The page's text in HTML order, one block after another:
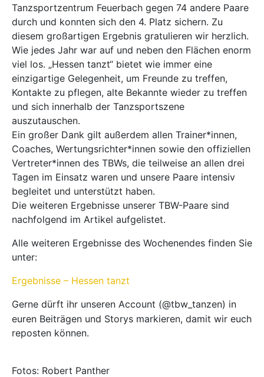
Tanzsportzentrum Feuerbach gegen 74 andere Paare
durch und konnten sich den 4. Platz sichern. Zu
diesem großartigen Ergebnis gratulieren wir herzlich.
Wie jedes Jahr war auf und neben den Flächen enorm
viel los. „Hessen tanzt“ bietet wie immer eine
einzigartige Gelegenheit, um Freunde zu treffen,
Kontakte zu pflegen, alte Bekannte wieder zu treffen
und sich innerhalb der Tanzsportszene
auszutauschen.
Ein großer Dank gilt außerdem allen Trainer*innen,
Coaches, Wertungsrichter*innen sowie den offiziellen
Vertreter*innen des TBWs, die teilweise an allen drei
Tagen im Einsatz waren und unsere Paare intensiv
begleitet und unterstützt haben.
Die weiteren Ergebnisse unserer TBW-Paare sind
nachfolgend im Artikel aufgelistet.
Alle weiteren Ergebnisse des Wochenendes finden Sie
unter:
Ergebnisse – Hessen tanzt
Gerne dürft ihr unseren Account (@tbw_tanzen) in
euren Beiträgen und Storys markieren, damit wir euch
reposten können.
Fotos: Robert Panther